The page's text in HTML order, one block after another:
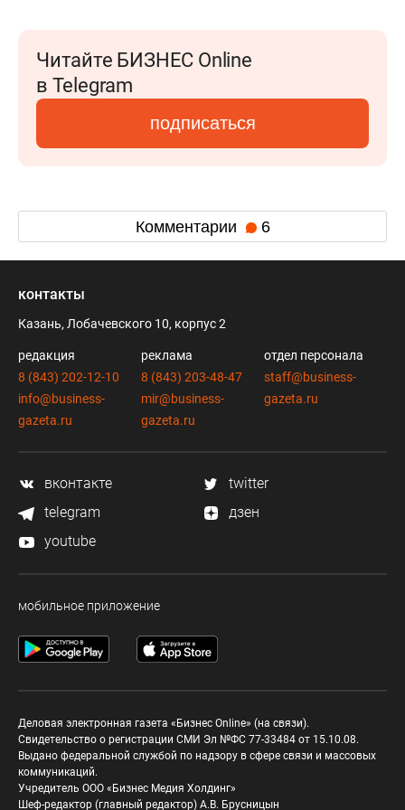
Читайте БИЗНЕС Online
в Telegram
подписаться
Комментарии 6
контакты
Казань, Лобачевского 10, корпус 2
редакция
8 (843) 202-12-10
info@business-
gazeta.ru
реклама
8 (843) 203-48-47
mir@business-
gazeta.ru
отдел персонала
staff@business-
gazeta.ru
вконтакте
twitter
telegram
дзен
youtube
мобильное приложение
Деловая электронная газета «Бизнес Online» (на связи).
Свидетельство о регистрации СМИ Эл №ФС 77-33484 от 15.10.08.
Выдано федеральной службой по надзору в сфере связи и массовых
коммуникаций.
Учредитель ООО «Бизнес Медия Холдинг»
Шеф-редактор (главный редактор) А.В. Брусницын